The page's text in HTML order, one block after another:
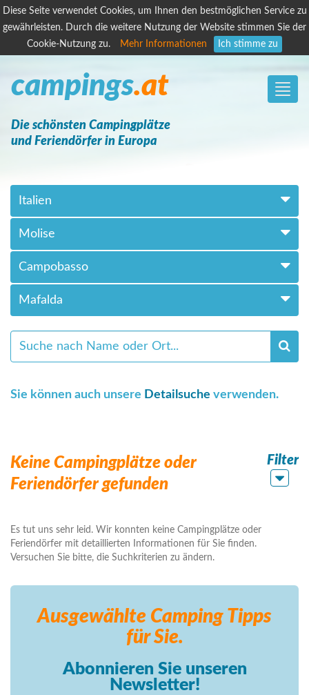
Diese Seite verwendet Cookies, um Ihnen den bestmöglichen Service zu
gewährleisten. Durch die weitere Nutzung der Website stimmen Sie der
Cookie-Nutzung zu.
Mehr Informationen Ich stimme zu
Toggle
campings.at
Die schönsten Campingplätze
und Feriendörfer in Europa
Italien
Molise
Campobasso
Mafalda
Sie können auch unsere Detailsuche verwenden.
Keine Campingplätze oder
Feriendörfer gefunden
Filter
Es tut uns sehr leid. Wir konnten keine Campingplätze oder
Feriendörfer mit detaillierten Informationen für Sie finden.
Versuchen Sie bitte, die Suchkriterien zu ändern.
Ausgewählte Camping Tipps
für Sie.
Abonnieren Sie unseren
Newsletter!